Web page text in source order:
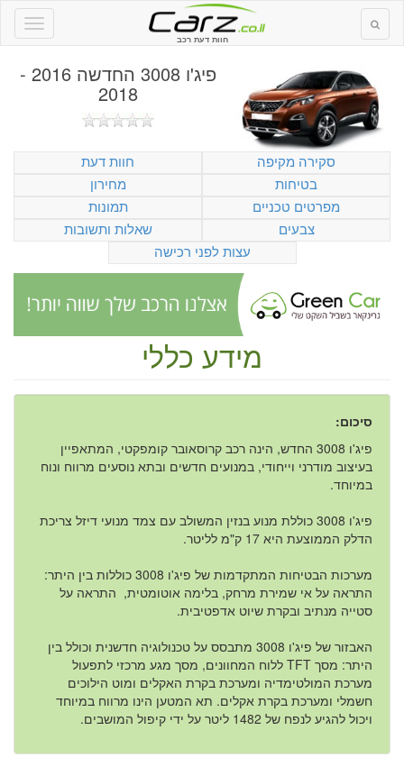
חוות דעת רכב
פיג'ו 3008 החדשה 2016 -
2018
סקירה מקיפה
חוות דעת
בטיחות
מחירון
מפרטים טכניים
תמונות
צבעים
שאלות ותשובות
עצות לפני רכישה
מידע כללי
סיכום:
פיג'ו 3008 החדש, הינה רכב קרוסאובר קומפקטי, המתאפיין
בעיצוב מודרני וייחודי, במנועים חדשים ובתא נוסעים מרווח ונוח
במיוחד.
פיג'ו 3008 כוללת מנוע בנזין המשולב עם צמד מנועי דיזל צריכת
הדלק הממוצעת היא 17 ק"מ לליטר.
מערכות הבטיחות המתקדמות של פיג'ו 3008 כוללות בין היתר:
התראה על אי שמירת מרחק, בלימה אוטומטית, התראה על
סטייה מנתיב ובקרת שיוט אדפטיבית.
האבזור של פיג'ו 3008 מתבסס על טכנולוגיה חדשנית וכולל בין
היתר: מסך TFT ללוח המחוונים, מסך מגע מרכזי לתפעול
מערכת המולטימדיה ומערכת בקרת האקלים ומוט הילוכים
חשמלי ומערכת בקרת אקלים. תא המטען הינו מרווח במיוחד
ויכול להגיע לנפח של 1482 ליטר על ידי קיפול המושבים.